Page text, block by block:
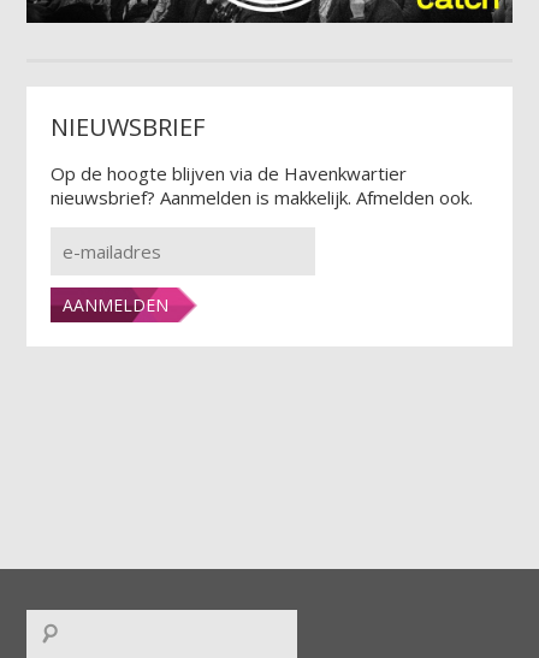
NIEUWSBRIEF
Op de hoogte blijven via de Havenkwartier
nieuwsbrief? Aanmelden is makkelijk. Afmelden ook.